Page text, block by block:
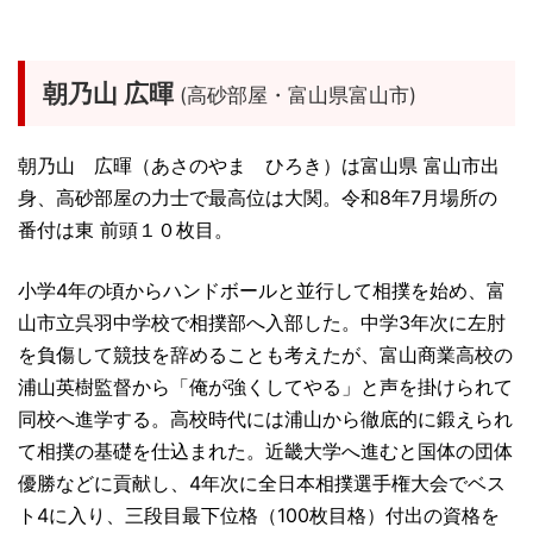
朝乃山 広暉 (高砂部屋・富山県富山市)
朝乃山 広暉（あさのやま ひろき）は富山県 富山市出
身、高砂部屋の力士で最高位は大関。令和8年7月場所の
番付は東 前頭１０枚目。
小学4年の頃からハンドボールと並行して相撲を始め、富
山市立呉羽中学校で相撲部へ入部した。中学3年次に左肘
を負傷して競技を辞めることも考えたが、富山商業高校の
浦山英樹監督から「俺が強くしてやる」と声を掛けられて
同校へ進学する。高校時代には浦山から徹底的に鍛えられ
て相撲の基礎を仕込まれた。近畿大学へ進むと国体の団体
優勝などに貢献し、4年次に全日本相撲選手権大会でベス
ト4に入り、三段目最下位格（100枚目格）付出の資格を